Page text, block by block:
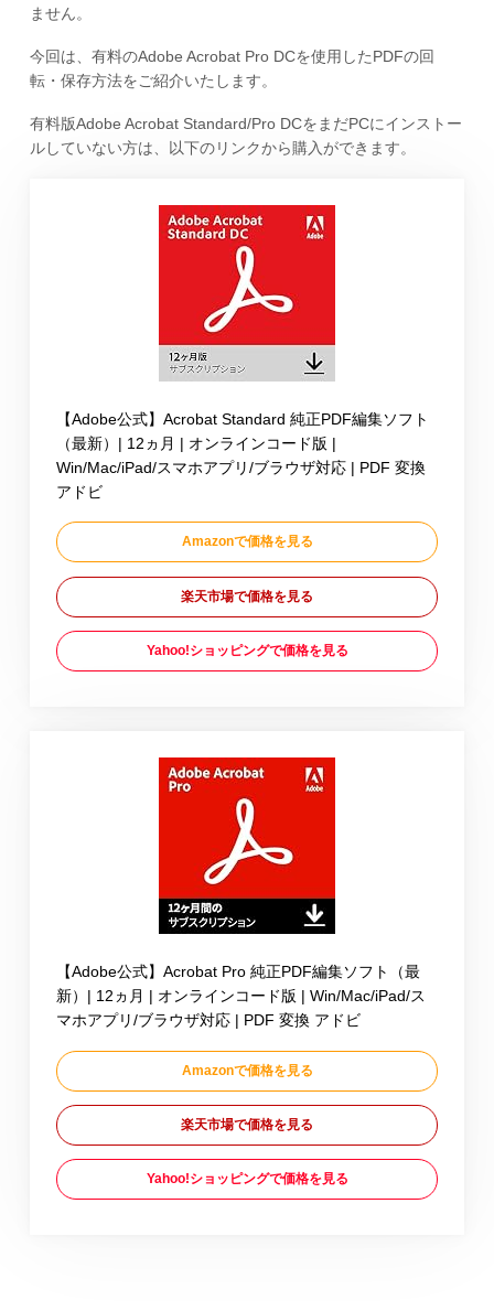
ません。
今回は、有料のAdobe Acrobat Pro DCを使用したPDFの回
転・保存方法をご紹介いたします。
有料版Adobe Acrobat Standard/Pro DCをまだPCにインストー
ルしていない方は、以下のリンクから購入ができます。
【Adobe公式】Acrobat Standard 純正PDF編集ソフト
（最新）| 12ヵ月 | オンラインコード版 |
Win/Mac/iPad/スマホアプリ/ブラウザ対応 | PDF 変換
アドビ
Amazonで価格を見る
楽天市場で価格を見る
Yahoo!ショッピングで価格を見る
【Adobe公式】Acrobat Pro 純正PDF編集ソフト（最
新）| 12ヵ月 | オンラインコード版 | Win/Mac/iPad/ス
マホアプリ/ブラウザ対応 | PDF 変換 アドビ
Amazonで価格を見る
楽天市場で価格を見る
Yahoo!ショッピングで価格を見る